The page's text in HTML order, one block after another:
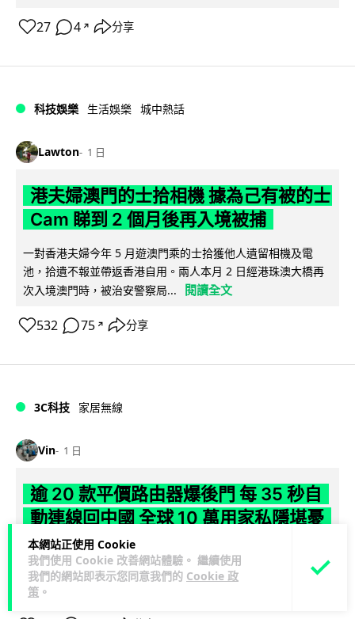
本網站正使用 Cookie
我們使用 Cookie 改善網站體驗。 繼續使用
我們的網站即表示您同意我們的 Cookie 政
策 。
27 4 ↗ 分享
科技娛樂 生活娛樂 城中熱話
Lawton 1 日
港夫婦澳門的士拾相機 據為己有被的士
Cam 睇到 2 個月後再入境被捕
一對香港夫婦今年 5 月遊澳門乘的士拾獲他人遺留相機及電
池，拾遺不報並帶返香港自用。兩人本月 2 日經港珠澳大橋再
次入境澳門時，被治安警察局...
閱讀全文
532 75 ↗ 分享
3C科技 家居無線
Vin 1 日
逾 20 款平價路由器爆後門 每 35 秒自
動連線回中國 全球 10 萬用家私隱堪憂
網絡安全公司 VulnCheck 揭發中國智博通電子（Zbtlink）生產
的 20 多款路由器內置後門程式「Endlessdoors」（無盡... 閱
讀全文